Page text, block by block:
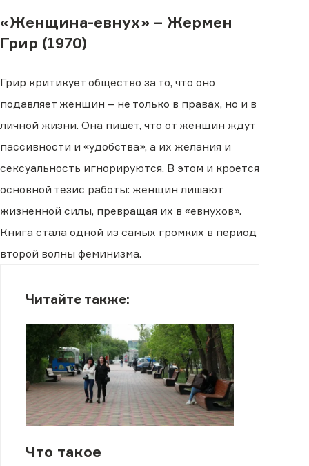
«Женщина-евнух» – Жермен
Грир (1970)
Грир критикует общество за то, что оно
подавляет женщин – не только в правах, но и в
личной жизни. Она пишет, что от женщин ждут
пассивности и «удобства», а их желания и
сексуальность игнорируются. В этом и кроется
основной тезис работы: женщин лишают
жизненной силы, превращая их в «евнухов».
Книга стала одной из самых громких в период
второй волны феминизма.
Читайте также:
Что такое